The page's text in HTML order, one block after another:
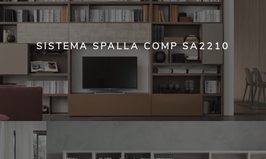
SISTEMA SPALLA COMP SA2210